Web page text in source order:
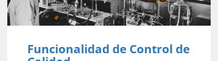
Funcionalidad de Control de